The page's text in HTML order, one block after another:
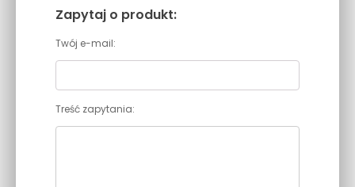
Zapytaj o produkt:
Twój e-mail:
Treść zapytania: